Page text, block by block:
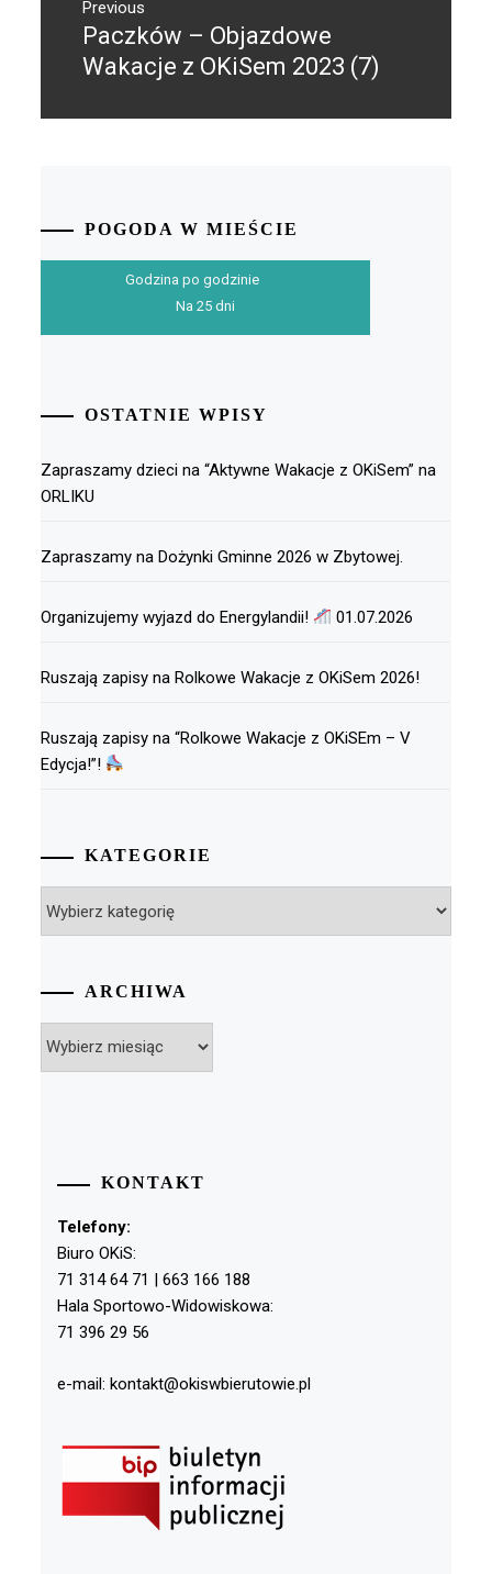
wpisuPrevious
Previous
post:
Paczków – Objazdowe
Wakacje z OKiSem 2023 (7)
POGODA W MIEŚCIE
Godzina po godzinie
Na 25 dni
OSTATNIE WPISY
Zapraszamy dzieci na “Aktywne Wakacje z OKiSem” na
ORLIKU
Zapraszamy na Dożynki Gminne 2026 w Zbytowej.
Organizujemy wyjazd do Energylandii! 01.07.2026
Ruszają zapisy na Rolkowe Wakacje z OKiSem 2026!
Ruszają zapisy na “Rolkowe Wakacje z OKiSEm – V
Edycja!”!
KATEGORIE
ARCHIWA
KONTAKT
Telefony:
Biuro OKiS:
71 314 64 71 | 663 166 188
Hala Sportowo-Widowiskowa:
71 396 29 56
e-mail: kontakt@okiswbierutowie.pl